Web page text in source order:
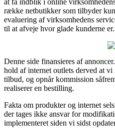
række netbutikker som tilbyder
evaluering af virksomhedens
til at afveje hvor glade kunderne er.
Denne side finansieres af
hold af internet outlets derved at
tilbud, og opnår kommission
realiserer en bestilling.
Fakta om produkter og internet
der tages ikke ansvar for
implementeret siden vi sidst